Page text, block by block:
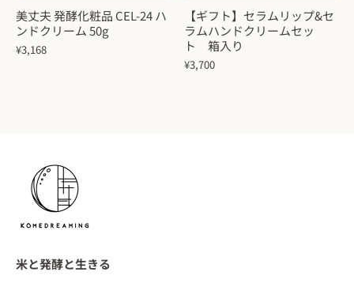
美丈夫 発酵化粧品 CEL-24 ハ
ンドクリーム 50g
¥3,168
【ギフト】セラムリップ&セ
ラムハンドクリームセッ
ト 箱入り
¥3,700
米と発酵と生きる